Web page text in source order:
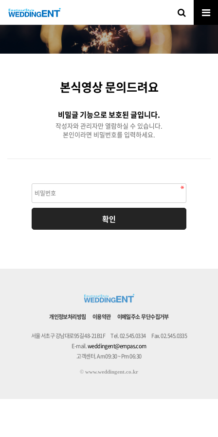
본식영상 문의드려요
비밀글 기능으로 보호된 글입니다.
작성자와 관리자만 열람하실 수 있습니다.
본인이라면 비밀번호를 입력하세요.
개인정보처리방침 이용약관 이메일주소 무단수집거부
서울 서초구 강남대로95길 48-21B1F Tel. 02.545.0334
Fax. 02.545.0335
E-mail.weddingent@empas.com
고객센터. Am 09:30 ~ Pm 06:30
© www.weddingent.co.kr